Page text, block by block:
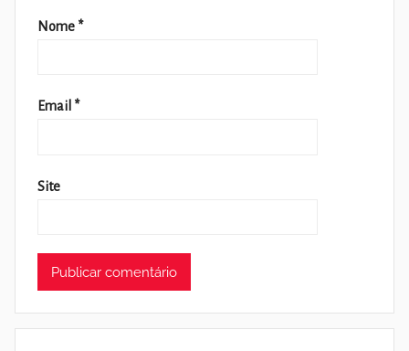
Nome *
Email *
Site